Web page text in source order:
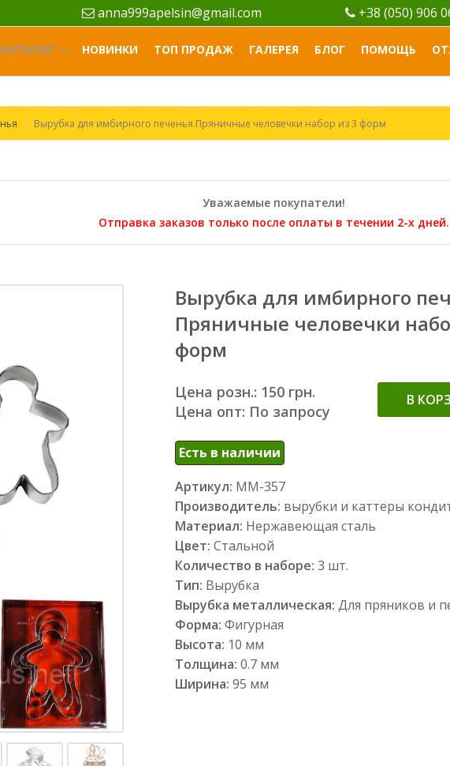
anna999apelsin@gmail.com +38 (050) 906
КАТАЛОГ НОВИНКИ ТОП ПРОДАЖ ГАЛЕРЕЯ БЛОГ ПОМОЩЬ
Вырубка для имбирного печенья Пряничные человечки набор из 3 форм
Уважаемые покупатели!
Отправка заказов только после оплаты в течении 2-х дней.
Вырубка для имбирного
Пряничные человечки
форм
Цена розн.: 150 грн.
Цена опт: По запросу
В
Есть в наличии
Артикул: ММ-357
Производитель: вырубки и каттеры
Материал: Нержавеющая сталь
Цвет: Стальной
Количество в наборе: 3 шт.
Тип: Вырубка
Вырубка металлическая: Для пряников и
Форма: Фигурная
Высота: 10 мм
Толщина: 0.7 мм
Ширина: 95 мм